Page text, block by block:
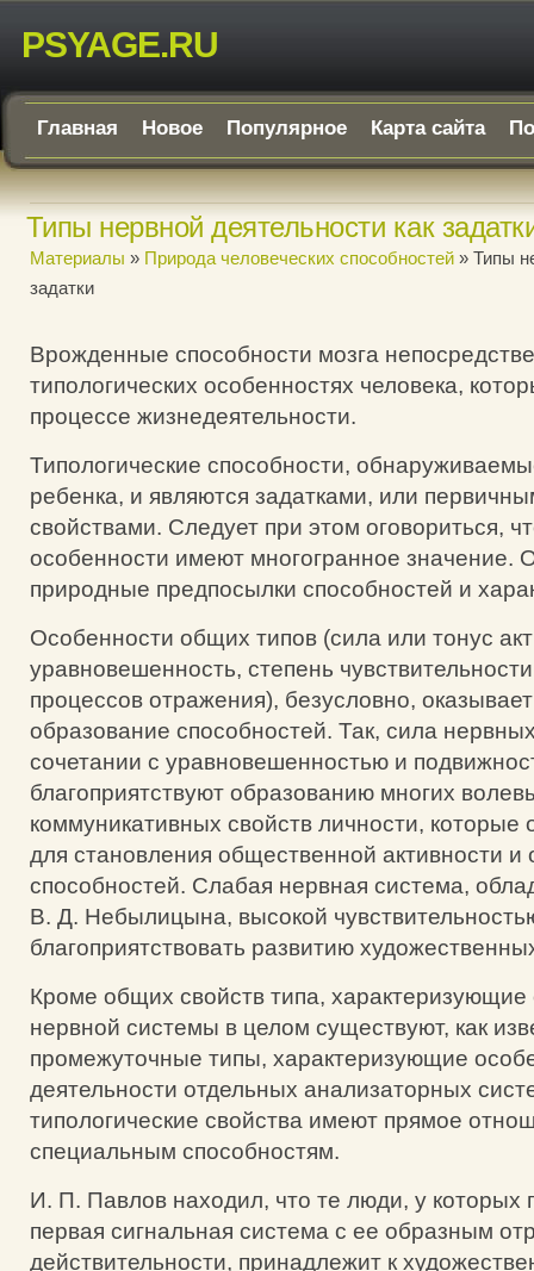
PSYAGE.RU
Главная Новое Популярное Карта сайта
Типы нервной деятельности как
Материалы » Природа человеческих способностей » Типы
задатки
Врожденные способности мозга
типологических особенностях человека,
процессе жизнедеятельности.
Типологические способности,
ребенка, и являются задатками, или
свойствами. Следует при этом оговориться,
особенности имеют многогранное значение.
природные предпосылки способностей и
Особенности общих типов (сила или тонус
уравновешенность, степень
процессов отражения), безусловно,
образование способностей. Так, сила
сочетании с уравновешенностью и
благоприятствуют образованию многих
коммуникативных свойств личности,
для становления общественной активности и
способностей. Слабая нервная система,
В. Д. Небылицына, высокой
благоприятствовать развитию
Кроме общих свойств типа, характеризующие
нервной системы в целом существуют, как
промежуточные типы, характеризующие
деятельности отдельных анализаторных
типологические свойства имеют прямое
специальным способностям.
И. П. Павлов находил, что те люди, у которых
первая сигнальная система с ее образным
действительности, принадлежит к